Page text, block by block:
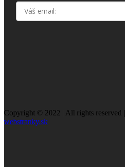
Copyright © 2022 | All rights reserved |
webstranky.sk